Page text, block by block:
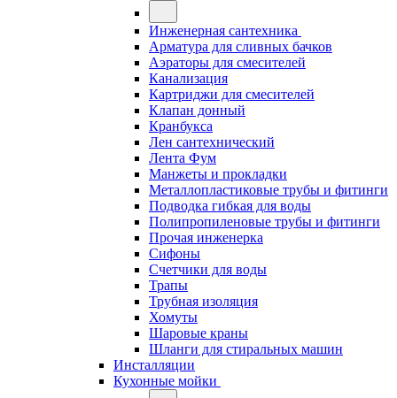
Инженерная сантехника
Арматура для сливных бачков
Аэраторы для смесителей
Канализация
Картриджи для смесителей
Клапан донный
Кранбукса
Лен сантехнический
Лента Фум
Манжеты и прокладки
Металлопластиковые трубы и фитинги
Подводка гибкая для воды
Полипропиленовые трубы и фитинги
Прочая инженерка
Сифоны
Счетчики для воды
Трапы
Трубная изоляция
Хомуты
Шаровые краны
Шланги для стиральных машин
Инсталляции
Кухонные мойки